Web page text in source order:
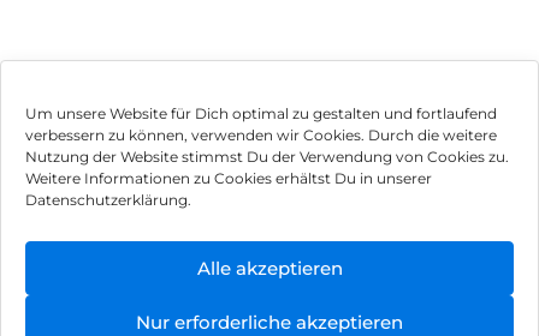
Um unsere Website für Dich optimal zu gestalten und fortlaufend
verbessern zu können, verwenden wir Cookies. Durch die weitere
Nutzung der Website stimmst Du der Verwendung von Cookies zu.
Weitere Informationen zu Cookies erhältst Du in unserer
Datenschutzerklärung.
Alle akzeptieren
Nur erforderliche akzeptieren
Impressum